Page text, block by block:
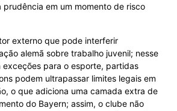
prudência em um momento de risco
externo que pode interferir
alemã sobre trabalho juvenil; nesse
exceções para o esporte, partidas
podem ultrapassar limites legais em
o que adiciona uma camada extra de
do Bayern; assim, o clube não